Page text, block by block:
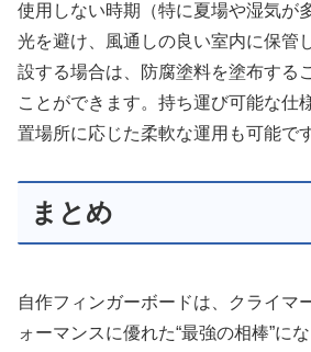
使用しない時期（特に夏場や湿気が
光を避け、風通しの良い室内に保管
設する場合は、防腐塗料を塗布する
ことができます。持ち運び可能な仕
置場所に応じた柔軟な運用も可能です
まとめ
自作フィンガーボードは、クライマ
ォーマンスに優れた“最強の相棒”に